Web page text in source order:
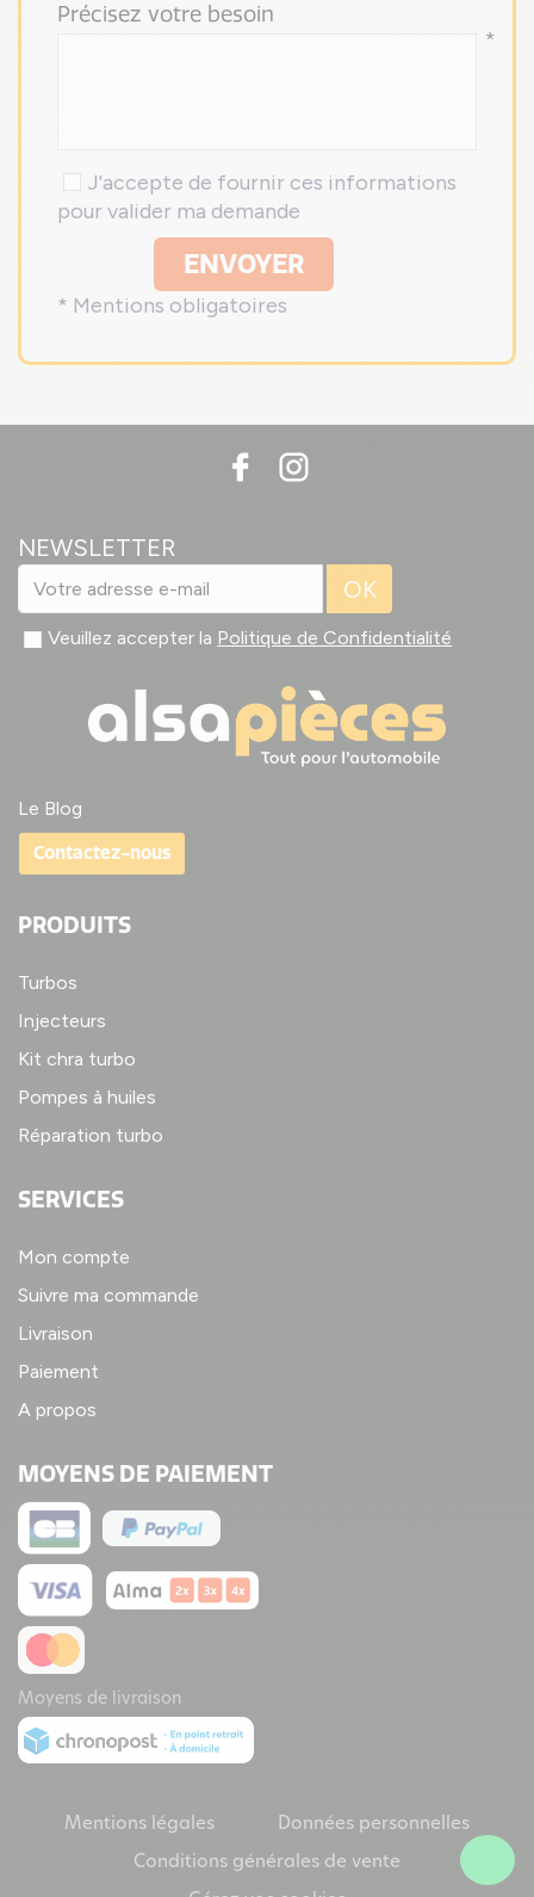
Précisez votre besoin
*
J'accepte de fournir ces informations
pour valider ma demande
ENVOYER
* Mentions obligatoires
NEWSLETTER
OK
Veuillez accepter la Politique de Confidentialité
Le Blog
Contactez-nous
PRODUITS
Turbos
Injecteurs
Kit chra turbo
Pompes à huiles
Réparation turbo
SERVICES
Mon compte
Suivre ma commande
Livraison
Paiement
A propos
MOYENS DE PAIEMENT
Moyens de livraison
Mentions légales Données personnelles
Conditions générales de vente